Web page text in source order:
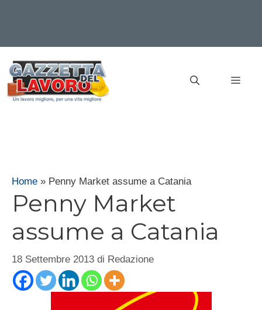
contenuto
Home » Penny Market assume a Catania
Penny Market
assume a Catania
18 Settembre 2013 di Redazione